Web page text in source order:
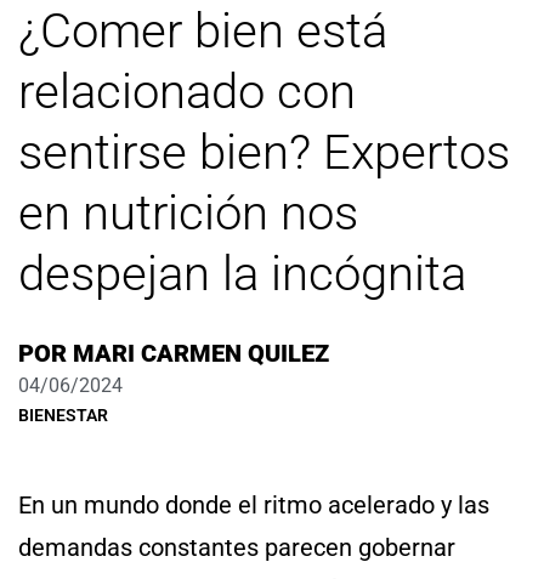
¿Comer bien está
relacionado con
sentirse bien? Expertos
en nutrición nos
despejan la incógnita
POR MARI CARMEN QUILEZ
04/06/2024
BIENESTAR
En un mundo donde el ritmo acelerado y las
demandas constantes parecen gobernar